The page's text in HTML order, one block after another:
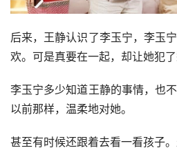
钱，才让她和孩子有了安身之所。
象。